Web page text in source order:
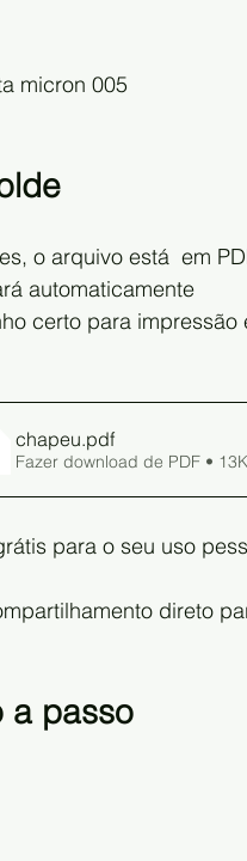
micron 005
o arquivo está  em
automaticamente
certo para impressão
chapeu.pdf
Fazer download de PDF •
para o seu uso
direto
a passo